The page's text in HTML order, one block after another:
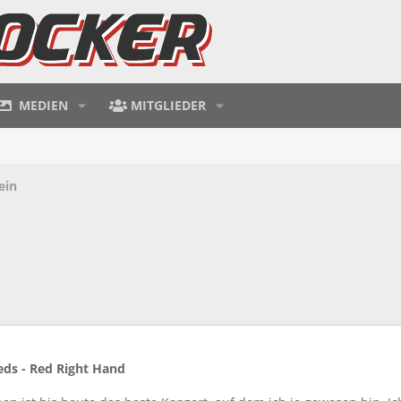
MEDIEN MITGLIEDER
- Red Right Hand